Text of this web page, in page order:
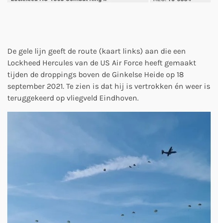
De gele lijn geeft de route (kaart links) aan die een
Lockheed Hercules van de US Air Force heeft gemaakt
tijden de droppings boven de Ginkelse Heide op 18
september 2021. Te zien is dat hij is vertrokken én weer is
teruggekeerd op vliegveld Eindhoven.